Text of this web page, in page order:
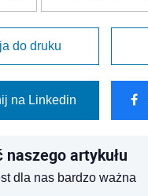
do druku
na Linkedin
artykułu
dla nas bardzo ważna